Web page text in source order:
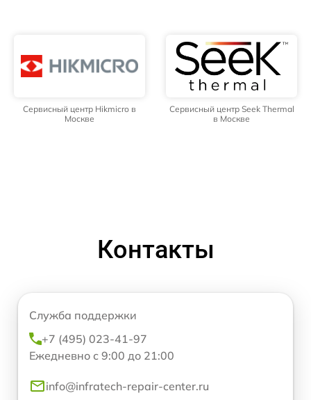
Сервисный центр Hikmicro в
Москве
Сервисный центр Seek Thermal
в Москве
Контакты
Служба поддержки
+7 (495) 023-41-97
Ежедневно с 9:00 до 21:00
info@infratech-repair-center.ru